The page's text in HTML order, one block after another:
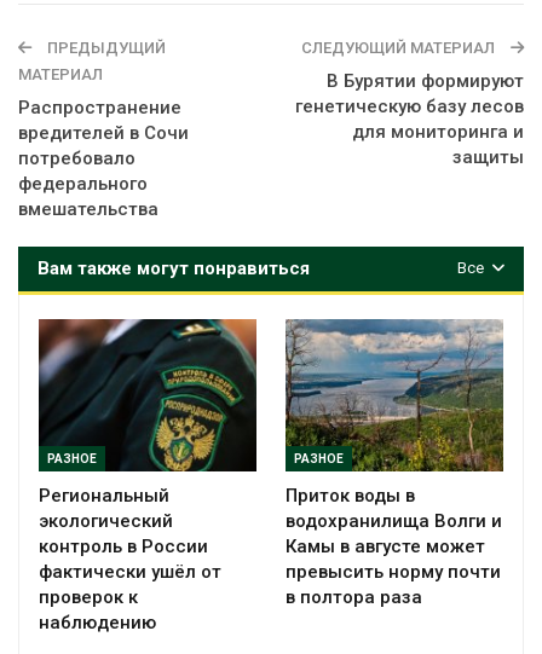
ПРЕДЫДУЩИЙ
МАТЕРИАЛ
Распространение
вредителей в Сочи
потребовало
федерального
вмешательства
СЛЕДУЮЩИЙ МАТЕРИАЛ
В Бурятии формируют
генетическую базу лесов
для мониторинга и
защиты
Все
Вам также могут понравиться
РАЗНОЕ
Региональный
экологический
контроль в России
фактически ушёл от
проверок к
наблюдению
РАЗНОЕ
Приток воды в
водохранилища Волги и
Камы в августе может
превысить норму почти
в полтора раза